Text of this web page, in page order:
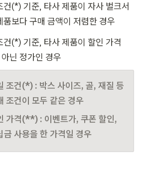
건(*) 기준, 타사 제품이 자사 벌크서
품보다 구매 금액이 저렴한 경우
건(*) 기준, 타사 제품이 할인 가격
닌 정가인 경우
조건(*) : 박스 사이즈, 골, 재질 등
조건이 모두 같은 경우
가격(**) : 이벤트가, 쿠폰 할인,
금 사용을 한 가격일 경우